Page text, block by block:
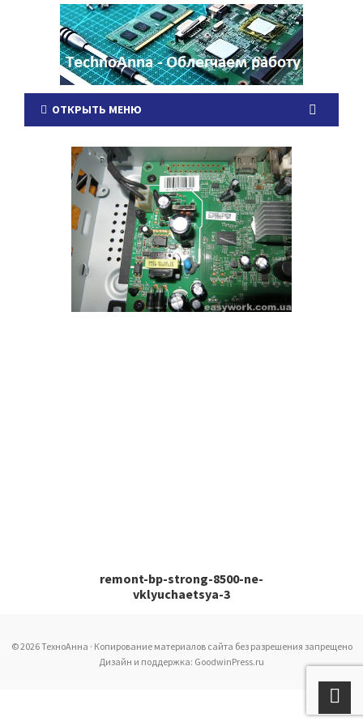
ОТКРЫТЬ МЕНЮ
remont-bp-strong-8500-ne-
vklyuchaetsya-3
© 2026 ТехноАнна · Копирование материалов сайта без разрешения запрещено
Дизайн и поддержка: GoodwinPress.ru